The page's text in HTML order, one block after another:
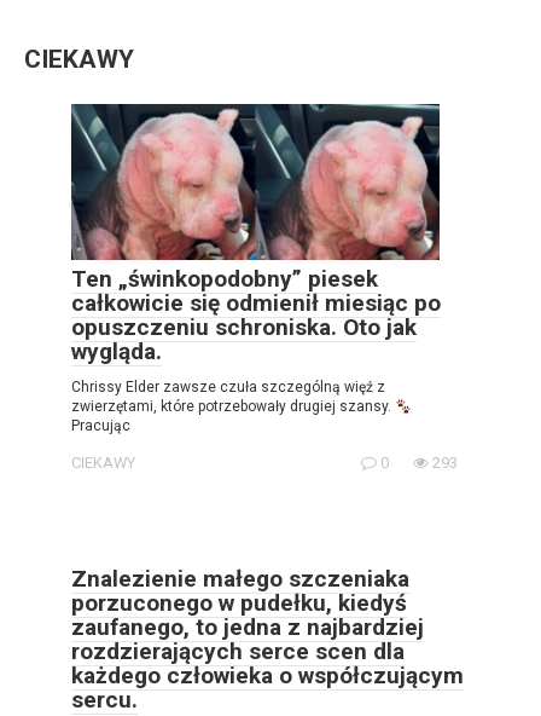
CIEKAWY
Ten „świnkopodobny” piesek
całkowicie się odmienił miesiąc po
opuszczeniu schroniska. Oto jak
wygląda.
Chrissy Elder zawsze czuła szczególną więź z
zwierzętami, które potrzebowały drugiej szansy.
Pracując
CIEKAWY 0 293
Znalezienie małego szczeniaka
porzuconego w pudełku, kiedyś
zaufanego, to jedna z najbardziej
rozdzierających serce scen dla
każdego człowieka o współczującym
sercu.